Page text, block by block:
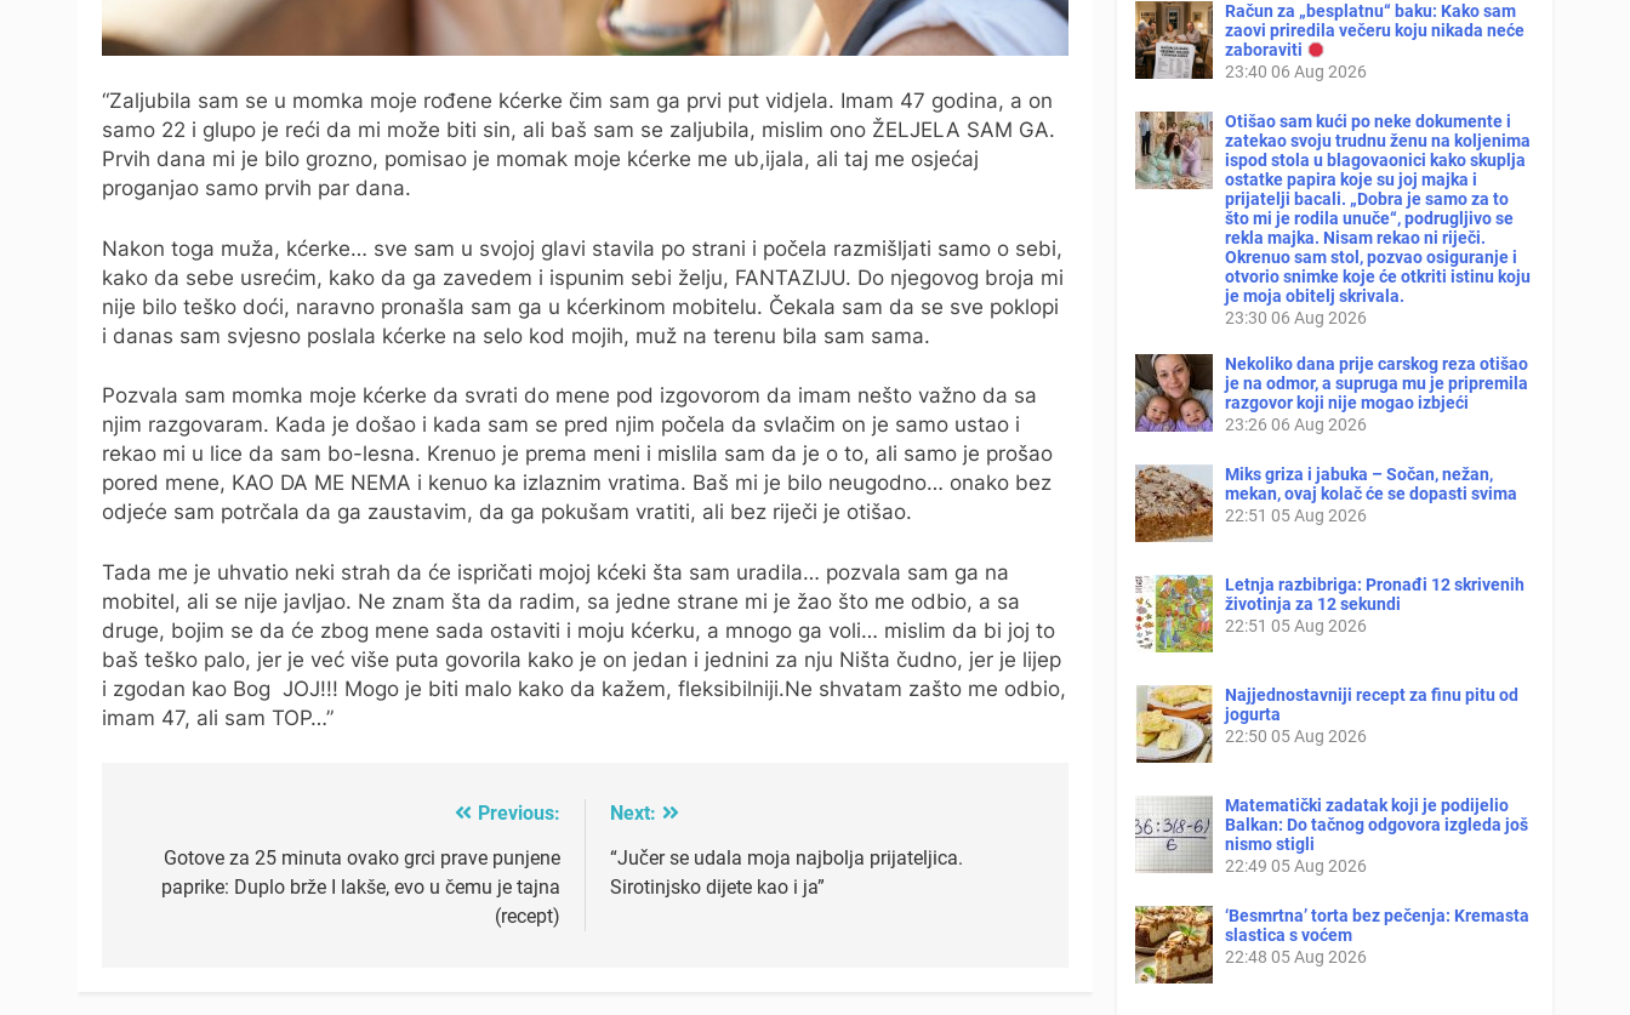
“Zaljubila sam se u momka moje rođene kćerke čim sam ga prvi put vidjela. Imam 47 godina, a on
samo 22 i glupo je reći da mi može biti sin, ali baš sam se zaljubila, mislim ono ŽELJELA SAM GA.
Prvih dana mi je bilo grozno, pomisao je momak moje kćerke me ub,ijala, ali taj me osjećaj
proganjao samo prvih par dana.
Nakon toga muža, kćerke… sve sam u svojoj glavi stavila po strani i počela razmišljati samo o sebi,
kako da sebe usrećim, kako da ga zavedem i ispunim sebi želju, FANTAZIJU. Do njegovog broja mi
nije bilo teško doći, naravno pronašla sam ga u kćerkinom mobitelu. Čekala sam da se sve poklopi
i danas sam svjesno poslala kćerke na selo kod mojih, muž na terenu bila sam sama.
Pozvala sam momka moje kćerke da svrati do mene pod izgovorom da imam nešto važno da sa
njim razgovaram. Kada je došao i kada sam se pred njim počela da svlačim on je samo ustao i
rekao mi u lice da sam bo-lesna. Krenuo je prema meni i mislila sam da je o to, ali samo je prošao
pored mene, KAO DA ME NEMA i kenuo ka izlaznim vratima. Baš mi je bilo neugodno… onako bez
odjeće sam potrčala da ga zaustavim, da ga pokušam vratiti, ali bez riječi je otišao.
Tada me je uhvatio neki strah da će ispričati mojoj kćeki šta sam uradila… pozvala sam ga na
mobitel, ali se nije javljao. Ne znam šta da radim, sa jedne strane mi je žao što me odbio, a sa
druge, bojim se da će zbog mene sada ostaviti i moju kćerku, a mnogo ga voli… mislim da bi joj to
baš teško palo, jer je već više puta govorila kako je on jedan i jednini za nju Ništa čudno, jer je lijep
i zgodan kao Bog JOJ!!! Mogo je biti malo kako da kažem, fleksibilniji.Ne shvatam zašto me odbio,
imam 47, ali sam TOP…”
navigation
Previous:
Gotove za 25 minuta ovako grci prave punjene
paprike: Duplo brže I lakše, evo u čemu je tajna
(recept)
Next:
“Jučer se udala moja najbolja prijateljica.
Sirotinjsko dijete kao i ja”
Račun za „besplatnu“ baku: Kako sam
zaovi priredila večeru koju nikada neće
zaboraviti
23:40 06 Aug 2026
Otišao sam kući po neke dokumente i
zatekao svoju trudnu ženu na koljenima
ispod stola u blagovaonici kako skuplja
ostatke papira koje su joj majka i
prijatelji bacali. „Dobra je samo za to
što mi je rodila unuče“, podrugljivo se
rekla majka. Nisam rekao ni riječi.
Okrenuo sam stol, pozvao osiguranje i
otvorio snimke koje će otkriti istinu koju
je moja obitelj skrivala.
23:30 06 Aug 2026
Nekoliko dana prije carskog reza otišao
je na odmor, a supruga mu je pripremila
razgovor koji nije mogao izbjeći
23:26 06 Aug 2026
Miks griza i jabuka – Sočan, nežan,
mekan, ovaj kolač će se dopasti svima
22:51 05 Aug 2026
Letnja razbibriga: Pronađi 12 skrivenih
životinja za 12 sekundi
22:51 05 Aug 2026
Najjednostavniji recept za finu pitu od
jogurta
22:50 05 Aug 2026
Matematički zadatak koji je podijelio
Balkan: Do tačnog odgovora izgleda još
nismo stigli
22:49 05 Aug 2026
‘Besmrtna’ torta bez pečenja: Kremasta
slastica s voćem
22:48 05 Aug 2026